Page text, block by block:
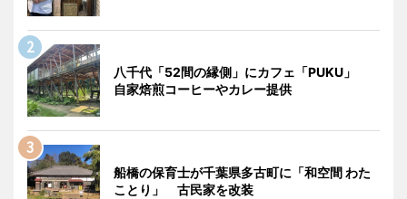
八千代「52間の縁側」にカフェ「PUKU」
自家焙煎コーヒーやカレー提供
船橋の保育士が千葉県多古町に「和空間 わた
ことり」 古民家を改装